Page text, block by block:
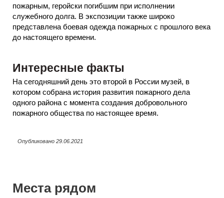
пожарным, геройски погибшим при исполнении
служебного долга. В экспозиции также широко
представлена боевая одежда пожарных с прошлого века
до настоящего времени.
Интересные факты
На сегодняшний день это второй в России музей, в
котором собрана история развития пожарного дела
одного района с момента создания добровольного
пожарного общества по настоящее время.
Опубликовано 29.06.2021
Места рядом